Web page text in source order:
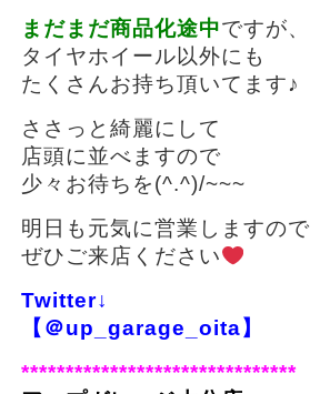
まだまだ商品化途中ですが、
タイヤホイール以外にも
たくさんお持ち頂いてます♪
ささっと綺麗にして
店頭に並べますので
少々お待ちを(^.^)/~~~
明日も元気に営業しますので
ぜひご来店ください
Twitter↓
【＠up_garage_oita】
*******************************